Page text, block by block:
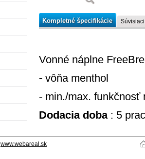
Kompletné špecifikácie
Vonné náplne
- vôňa menthol
- min./max. funkčnosť
Dodacia doba: 5
www.webareal.sk